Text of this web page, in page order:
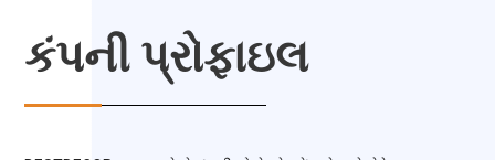
કંપની પ્રોફાઇલ